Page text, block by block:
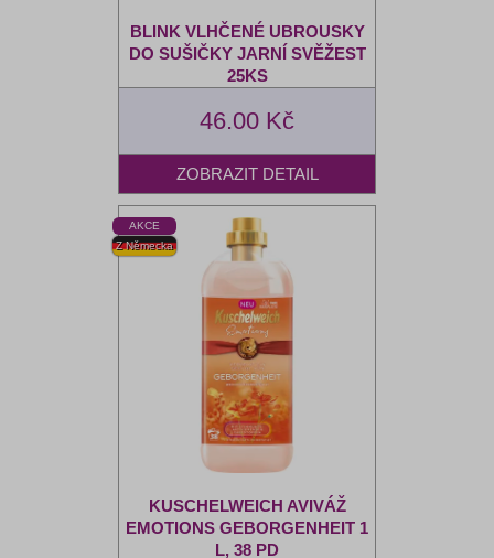
BLINK VLHČENÉ UBROUSKY
DO SUŠIČKY JARNÍ SVĚŽEST
25KS
46.00 Kč
KUSCHELWEICH AVIVÁŽ
EMOTIONS GEBORGENHEIT 1
L, 38 PD